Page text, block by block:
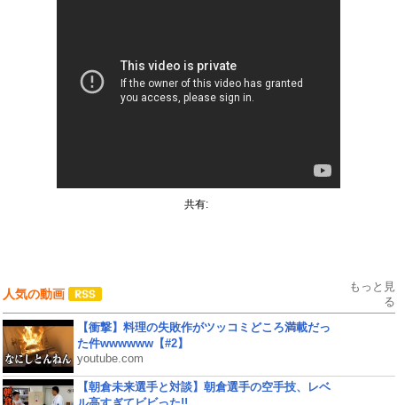
共有:
人気の動画
もっと見
る
【衝撃】料理の失敗作がツッコミどころ満載だっ
た件wwwwww【#2】
youtube.com
【朝倉未来選手と対談】朝倉選手の空手技、レベ